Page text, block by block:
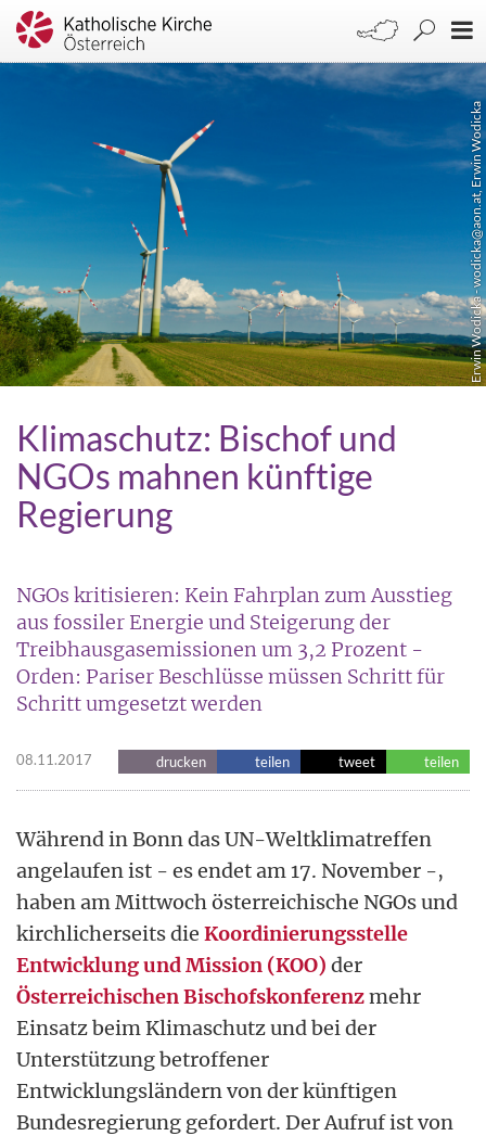
Erwin Wodicka - wodicka@aon.at, Erwin Wodicka
Klimaschutz: Bischof und
NGOs mahnen künftige
Regierung
NGOs kritisieren: Kein Fahrplan zum Ausstieg
aus fossiler Energie und Steigerung der
Treibhausgasemissionen um 3,2 Prozent -
Orden: Pariser Beschlüsse müssen Schritt für
Schritt umgesetzt werden
08.11.2017 drucken teilen tweet teilen
Während in Bonn das UN-Weltklimatreffen
angelaufen ist - es endet am 17. November -,
haben am Mittwoch österreichische NGOs und
kirchlicherseits die Koordinierungsstelle
Entwicklung und Mission (KOO) der
Österreichischen Bischofskonferenzmehr
Einsatz beim Klimaschutz und bei der
Unterstützung betroffener
Entwicklungsländern von der künftigen
Bundesregierung gefordert. Der Aufruf ist von